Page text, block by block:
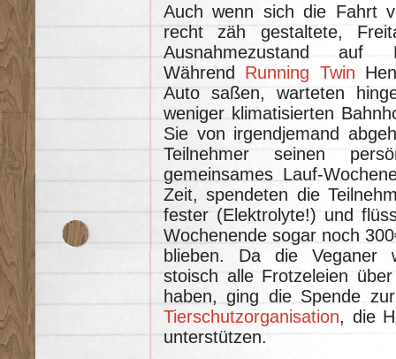
Auch wenn sich die Fahrt
recht zäh gestaltete,
Ausnahmezustand auf
Während Running Twin
Auto saßen, warteten
weniger klimatisierten
Sie von irgendjemand
Teilnehmer seinen
gemeinsames Lauf-
Zeit, spendeten die
fester (Elektrolyte!) und
Wochenende sogar noch
blieben. Da die Veganer
stoisch alle Frotzeleien
haben, ging die Spende
Tierschutzorganisation, die
unterstützen.